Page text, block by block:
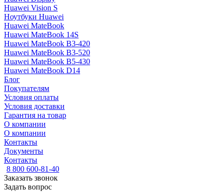
Huawei Vision S
Ноутбуки Huawei
Huawei MateBook
Huawei MateBook 14S
Huawei MateBook B3-420
Huawei MateBook B3-520
Huawei MateBook B5-430
Huawei MateBook D14
Блог
Покупателям
Условия оплаты
Условия доставки
Гарантия на товар
О компании
О компании
Контакты
Документы
Контакты
8 800 600-81-40
Заказать звонок
Задать вопрос